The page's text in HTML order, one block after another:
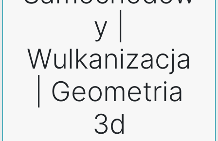
y |
Wulkanizacja
| Geometria
3d